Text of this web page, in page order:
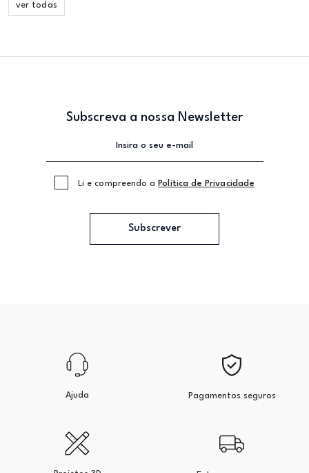
ver todas
Subscreva a nossa Newsletter
Li e compreendo a Politica de Privacidade
Subscrever
Ajuda Pagamentos seguros